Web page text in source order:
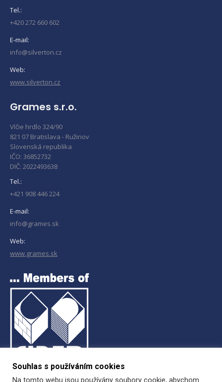
Tel.:
+420 272 660 602
E-mail:
info@silverton.cz
Web:
www.silverton.cz
Grames s.r.o.
Vlčie hrdlo 324/90
821 07 Bratislava - Ružinov
Slovenská republika
IČO: 36852732
DIČ: 2022493638
Tel.:
+421 908 446 224
E-mail:
info@grames.sk
Web:
www.grames.sk
Souhlas s používáním cookies
Na tomto webu jsou používány soubory cookie, abychom